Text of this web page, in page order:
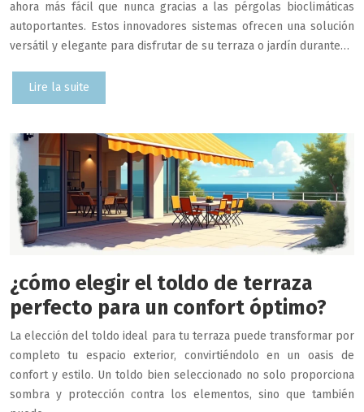
ahora más fácil que nunca gracias a las pérgolas bioclimáticas
autoportantes. Estos innovadores sistemas ofrecen una solución
versátil y elegante para disfrutar de su terraza o jardín durante…
Lire la suite
¿cómo elegir el toldo de terraza
perfecto para un confort óptimo?
La elección del toldo ideal para tu terraza puede transformar por
completo tu espacio exterior, convirtiéndolo en un oasis de
confort y estilo. Un toldo bien seleccionado no solo proporciona
sombra y protección contra los elementos, sino que también